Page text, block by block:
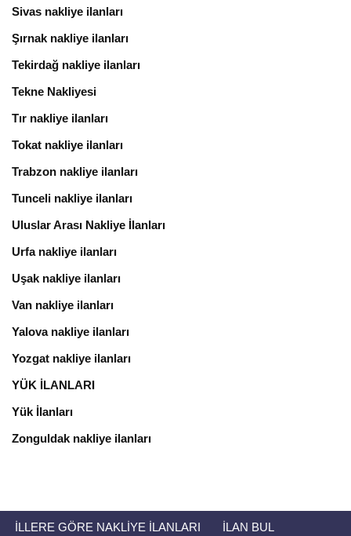
Sivas nakliye ilanları
Şırnak nakliye ilanları
Tekirdağ nakliye ilanları
Tekne Nakliyesi
Tır nakliye ilanları
Tokat nakliye ilanları
Trabzon nakliye ilanları
Tunceli nakliye ilanları
Uluslar Arası Nakliye İlanları
Urfa nakliye ilanları
Uşak nakliye ilanları
Van nakliye ilanları
Yalova nakliye ilanları
Yozgat nakliye ilanları
YÜK İLANLARI
Yük İlanları
Zonguldak nakliye ilanları
İLLERE GÖRE NAKLIYE İLANLARI İLAN BUL